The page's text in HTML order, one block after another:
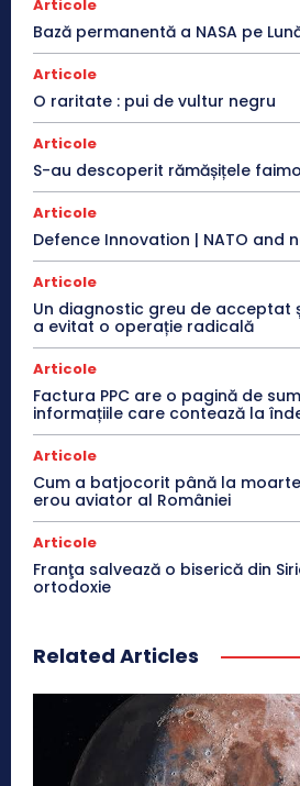
Articole
Bază permanentă a NASA pe
Articole
O raritate : pui de vultur negru
Articole
S-au descoperit rămășițele
Articole
Defence Innovation | NATO and
Articole
Un diagnostic greu de acceptat
a evitat o operație radicală
Articole
Factura PPC are o pagină de
informațiile care contează la
Articole
Cum a batjocorit până la
erou aviator al României
Articole
Franţa salvează o biserică din
ortodoxie
Related Articles